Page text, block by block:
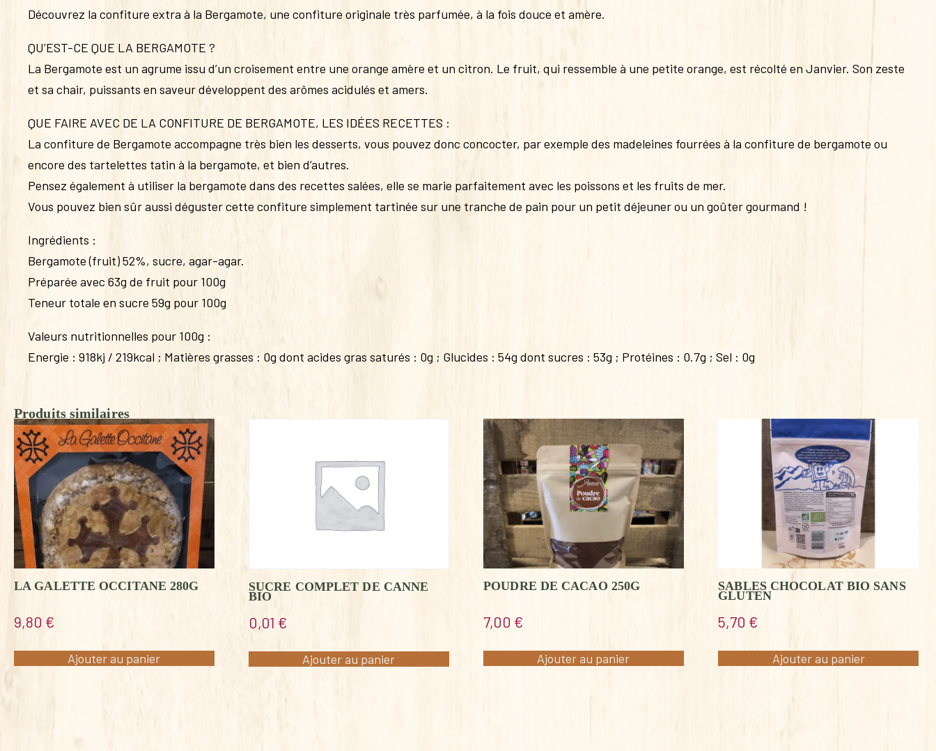
Découvrez la confiture extra à la Bergamote, une confiture originale très parfumée, à la fois douce et amère.
QU’EST-CE QUE LA BERGAMOTE ?
La Bergamote est un agrume issu d’un croisement entre une orange amère et un citron. Le fruit, qui ressemble à une petite orange, est récolté en Janvier. Son zeste
et sa chair, puissants en saveur développent des arômes acidulés et amers.
QUE FAIRE AVEC DE LA CONFITURE DE BERGAMOTE, LES IDÉES RECETTES :
La confiture de Bergamote accompagne très bien les desserts, vous pouvez donc concocter, par exemple des madeleines fourrées à la confiture de bergamote ou
encore des tartelettes tatin à la bergamote, et bien d’autres.
Pensez également à utiliser la bergamote dans des recettes salées, elle se marie parfaitement avec les poissons et les fruits de mer.
Vous pouvez bien sûr aussi déguster cette confiture simplement tartinée sur une tranche de pain pour un petit déjeuner ou un goûter gourmand !
Ingrédients :
Bergamote (fruit) 52%, sucre, agar-agar.
Préparée avec 63g de fruit pour 100g
Teneur totale en sucre 59g pour 100g
Valeurs nutritionnelles pour 100g :
Energie : 918kj / 219kcal ; Matières grasses : 0g dont acides gras saturés : 0g ; Glucides : 54g dont sucres : 53g ; Protéines : 0.7g ; Sel : 0g
Produits similaires
LA GALETTE OCCITANE 280G
9,80 €
Ajouter au panier
SUCRE COMPLET DE CANNE
BIO
0,01 €
Ajouter au panier
POUDRE DE CACAO 250G
7,00 €
Ajouter au panier
SABLES CHOCOLAT BIO SANS
GLUTEN
5,70 €
Ajouter au panier